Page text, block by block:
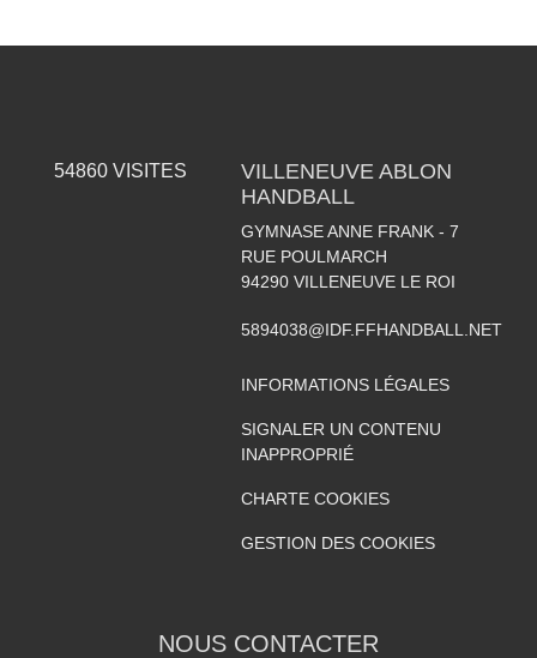
54860VISITES
VILLENEUVE ABLON
HANDBALL
GYMNASE ANNE FRANK - 7
RUE POULMARCH
94290 VILLENEUVE LE ROI
5894038@IDF.FFHANDBALL.NET
INFORMATIONS LÉGALES
SIGNALER UN CONTENU
INAPPROPRIÉ
CHARTE COOKIES
GESTION DES COOKIES
NOUS CONTACTER